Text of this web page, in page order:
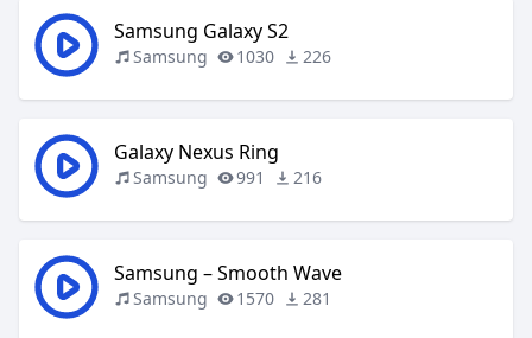
Samsung Galaxy S2
Samsung 1030 226
Galaxy Nexus Ring
Samsung 991 216
Samsung – Smooth Wave
Samsung 1570 281